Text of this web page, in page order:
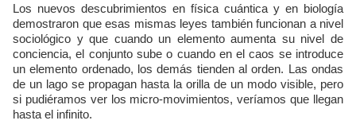
Los nuevos descubrimientos en física cuántica y en biología
demostraron que esas mismas leyes también funcionan a nivel
sociológico y que cuando un elemento aumenta su nivel de
conciencia, el conjunto sube o cuando en el caos se introduce
un elemento ordenado, los demás tienden al orden. Las ondas
de un lago se propagan hasta la orilla de un modo visible, pero
si pudiéramos ver los micro-movimientos, veríamos que llegan
hasta el infinito.